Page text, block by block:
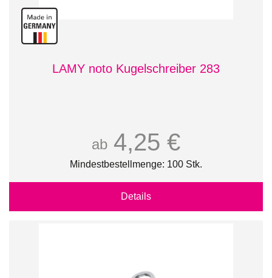
LAMY noto Kugelschreiber 283
ab 4,25 €
Mindestbestellmenge: 100 Stk.
Details